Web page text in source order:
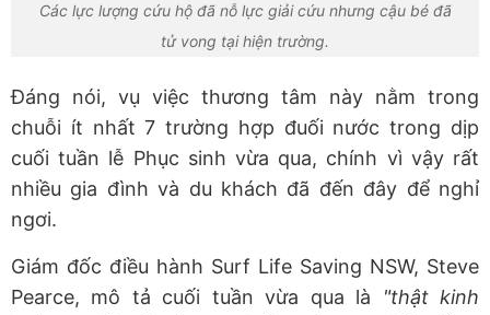
Các lực lượng cứu hộ đã nỗ lực giải cứu nhưng cậu bé đã
tử vong tại hiện trường.
Đáng nói, vụ việc thương tâm này nằm trong
chuỗi ít nhất 7 trường hợp đuối nước trong dịp
cuối tuần lễ Phục sinh vừa qua, chính vì vậy rất
nhiều gia đình và du khách đã đến đây để nghỉ
ngơi.
Giám đốc điều hành Surf Life Saving NSW, Steve
Pearce, mô tả cuối tuần vừa qua là
"thật kinh